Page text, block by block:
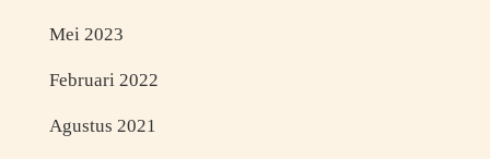
Mei 2023
Februari 2022
Agustus 2021